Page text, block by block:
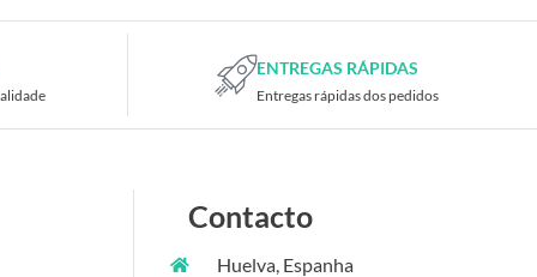
ENTREGAS RÁPIDAS
Entregas rápidas dos pedidos
Contacto
Huelva, Espanha